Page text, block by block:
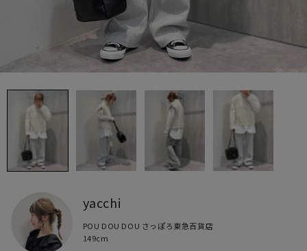
yacchi
POU DOU DOU さっぽろ東急百貨店
149cm